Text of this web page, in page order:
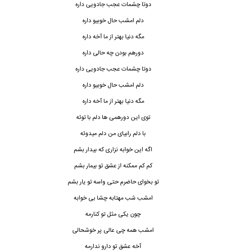
دوتا چشمات عجب جادویی داره
دلم امشب حال خوبیو داره
مگه دنیا بهتر از ما آخه داره
دورهمبودن چه حالی داره
دوتا چشمات عجب جادویی داره
دلم امشب حال خوبیو داره
مگه دنیا بهتر از ما آخه داره
توی این دورهمی ها دلم با توئه
با دلم رابیای من دلم میدوئه
اگه این خوابه نزاری که بیدار بشم
کم کم ممکنه از عشق تو بیمار بشم
تو بخوای حاضرم حتی واسه تو یار بشم
امشب شب مهتابه چشا بی خوابه
چون یکی مثل تو کنارمه
امشب همه چی عالی پر خوشحالی
آخه عشق تو دارو ندارمه